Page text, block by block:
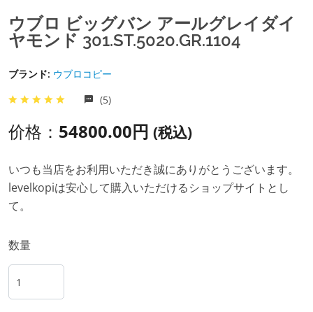
ウブロ ビッグバン アールグレイダイ
ヤモンド 301.ST.5020.GR.1104
ブランド: ウブロコピー
(5)
价格： 54800.00円 (税込)
いつも当店をお利用いただき誠にありがとうございます。
levelkopiは安心して購入いただけるショップサイトとし
て。
数量